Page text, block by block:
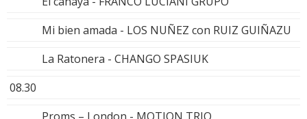
Mi bien amada - LOS NUÑEZ con RUIZ GUIÑAZU
La Ratonera - CHANGO SPASIUK
08.30